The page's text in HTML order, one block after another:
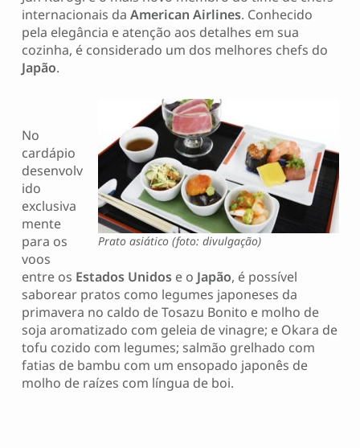
internacionais da American Airlines. Conhecido
pela elegância e atenção aos detalhes em sua
cozinha, é considerado um dos melhores chefs do
Japão.
Prato asiático (foto: divulgação)
No
cardápio
desenvolv
ido
exclusiva
mente
para os
voos
entre os Estados Unidose o Japão, é possível
saborear pratos como legumes japoneses da
primavera no caldo de Tosazu Bonito e molho de
soja aromatizado com geleia de vinagre; e Okara de
tofu cozido com legumes; salmão grelhado com
fatias de bambu com um ensopado japonês de
molho de raízes com língua de boi.